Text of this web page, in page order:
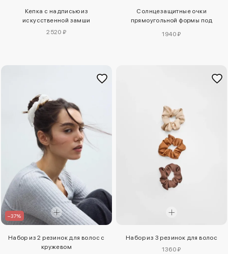
Кепка с надписью из
искусственной замши
2520 ₽
Солнцезащитные очки
прямоугольной формы под
1940 ₽
–37%
Набор из 2 резинок для волос с
кружевом
Набор из 3 резинок для волос
1360 ₽